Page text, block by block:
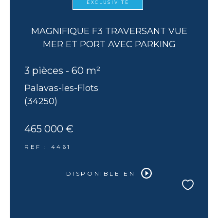
EXCLUSIVITÉ
MAGNIFIQUE F3 TRAVERSANT VUE
MER ET PORT AVEC PARKING
3 pièces - 60 m²
Palavas-les-Flots
(34250)
465 000 €
REF : 4461
DISPONIBLE EN